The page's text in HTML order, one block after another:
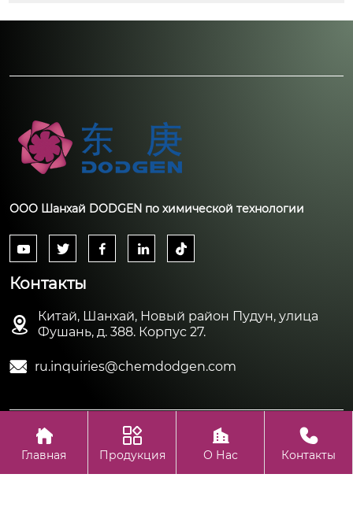
ООО Шанхай DODGEN по химической технологии
    
Контакты

Китай, Шанхай, Новый район Пудун, улица
Фушань, д. 388. Корпус 27.
 ru.inquiries@chemdodgen.com
Авторское право©ООО Шанхай DODGEN по химической
технологии

Главная

Продукция

О Нас

Контакты